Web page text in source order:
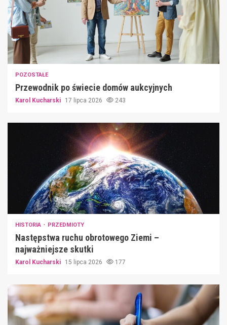
POZOSTAŁE
Przewodnik po świecie domów aukcyjnych
Karol Kucharski 17 lipca 2026 243
HISTORIA PRZEDMIOTY
Następstwa ruchu obrotowego Ziemi –
najważniejsze skutki
Karol Kucharski 15 lipca 2026 177